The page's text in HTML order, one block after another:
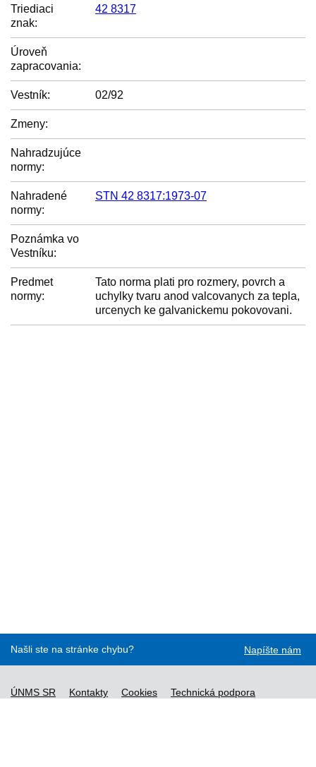
Triediaci
znak:
42 8317
Úroveň
zapracovania:
Vestník: 02/92
Zmeny:
Nahradzujúce
normy:
Nahradené
normy:
STN 42 8317:1973-07
Poznámka vo
Vestníku:
Predmet
normy:
Tato norma plati pro rozmery, povrch a
uchylky tvaru anod valcovanych za tepla,
urcenych ke galvanickemu pokovovani.
Našli ste na stránke chybu? Napíšte nám
ÚNMS SR Kontakty Cookies
Technická podpora